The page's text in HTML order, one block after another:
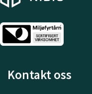
Kontakt oss